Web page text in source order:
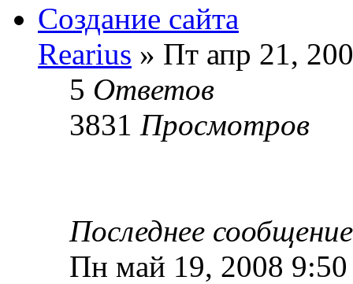
Создание сайта
Rearius » Пт апр 21,
5 Ответов
3831 Просмотров
Последнее
Пн май 19, 2008 9:50